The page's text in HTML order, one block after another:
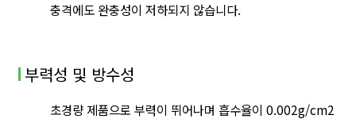
충격에도 완충성이 저하되지 않습니다.
부력성 및 방수성
초경량 제품으로 부력이 뛰어나며 흡수율이 0.002g/cm2